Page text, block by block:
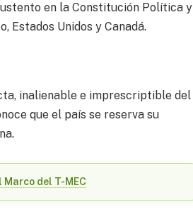
en la Constitución Política y
Estados Unidos y Canadá.
inalienable e imprescriptible del
que el país se reserva su
del T-MEC